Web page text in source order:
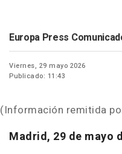
Europa Press
Viernes, 29 mayo 2026
Publicado: 11:43
(Información remitida
Madrid, 29 de mayo